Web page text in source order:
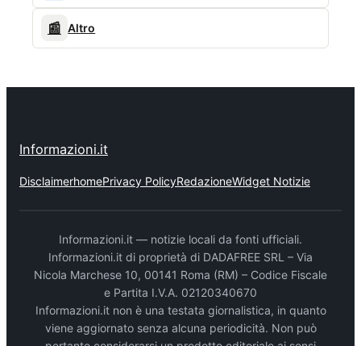
📰 Altro
Informazioni.it
DisclaimerhomePrivacy PolicyRedazioneWidget Notizie
Informazioni.it — notizie locali da fonti ufficiali.
Informazioni.it di proprietà di DADAFREE SRL – Via
Nicola Marchese 10, 00141 Roma (RM) – Codice Fiscale
e Partita I.V.A. 02120340670
Informazioni.it non è una testata giornalistica, in quanto
viene aggiornato senza alcuna periodicità. Non può